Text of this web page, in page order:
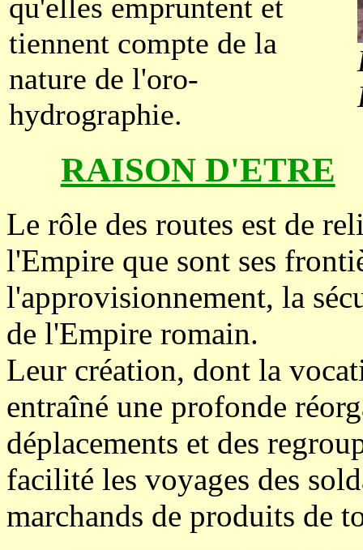
qu'elles empruntent et
tiennent compte de la
nature de l'oro-
hydrographie.
RAISON D'ETRE
Le rôle des routes est de
l'Empire que sont ses
l'approvisionnement, la
de l'Empire romain.
Leur création, dont la
entraîné une profonde
déplacements et des
facilité les voyages des
marchands de produits de